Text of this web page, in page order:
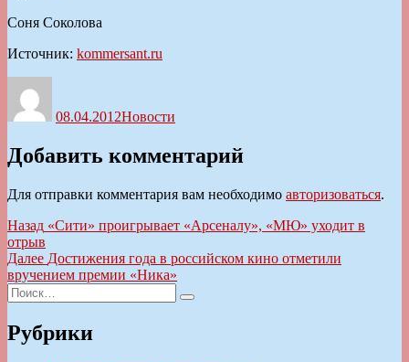
Соня Соколова
Источник: kommersant.ru
08.04.2012Новости
Добавить комментарий
Для отправки комментария вам необходимо авторизоваться.
Навигация
по
записям
Назад Предыдущая
«Сити» проигрывает «Арсеналу», «МЮ» уходит в
отрыв
Далее Следующая
запись:
Достижения года в российском кино отметили
вручением премии «Ника»
Искать:
Поиск
Рубрики